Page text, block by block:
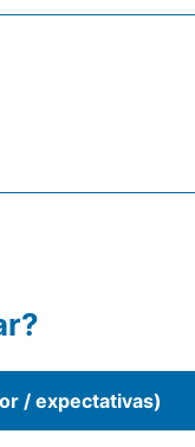
/ expectativas)